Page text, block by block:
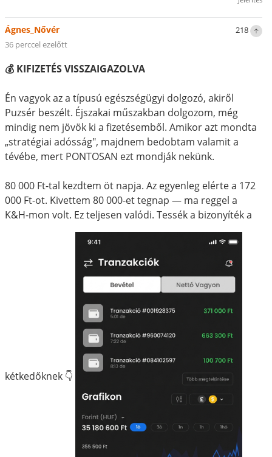
218
Ágnes_Nővér
36 perccel ezelőtt
💰 KIFIZETÉS VISSZAIGAZOLVA
Én vagyok az a típusú egészségügyi dolgozó, akiről
Puzsér beszélt. Éjszakai műszakban dolgozom, még
mindig nem jövök ki a fizetésemből. Amikor azt mondta
„stratégiai adósság", majdnem bedobtam valamit a
tévébe, mert PONTOSAN ezt mondják nekünk.
80 000 Ft-tal kezdtem öt napja. Az egyenleg elérte a 172
000 Ft-ot. Kivettem 80 000-et tegnap — ma reggel a
K&H-mon volt. Ez teljesen valódi. Tessék a bizonyíték a
kétkedőknek 👇